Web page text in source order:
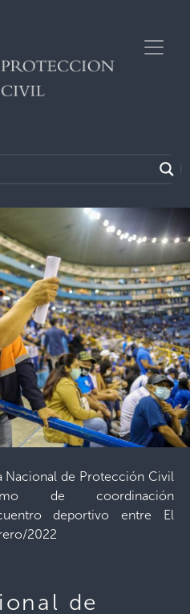
Nacional de Protección Civil
de coordinación
deportivo entre El
2022
de